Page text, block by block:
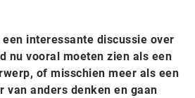
interessante discussie over
nu vooral moeten zien als een
of misschien meer als een
van anders denken en gaan